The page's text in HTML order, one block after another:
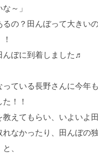
～」
るの？田んぼって大きい
んぼに到着しました♬
っている長野さんに今年
！！
えてもらい、いよいよ
れなかったり、田んぼの
、